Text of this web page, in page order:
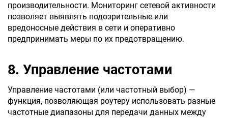
производительности. Мониторинг сетевой активности
позволяет выявлять подозрительные или
вредоносные действия в сети и оперативно
предпринимать меры по их предотвращению.
8. Управление частотами
Управление частотами (или частотный выбор) —
функция, позволяющая роутеру использовать разные
частотные диапазоны для передачи данных между